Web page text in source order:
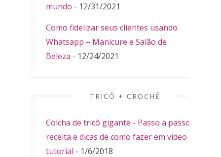
mundo - 12/31/2021
Como fidelizar seus clientes usando
Whatsapp – Manicure e Salão de
Beleza - 12/24/2021
TRICÔ + CROCHÊ
Colcha de tricô gigante - Passo a passo,
receita e dicas de como fazer em vídeo
tutorial - 1/6/2018